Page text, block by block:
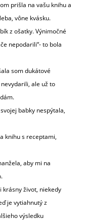
prišla na vašu knihu a
vône kvásku.
z ošatky. Výnimočné
nepodarili“- to bola
som dukátové
ale už to
babky nespýtala,
knihu s receptami,
aby mi na
krásny život, niekedy
je vytiahnutý z
výsledku